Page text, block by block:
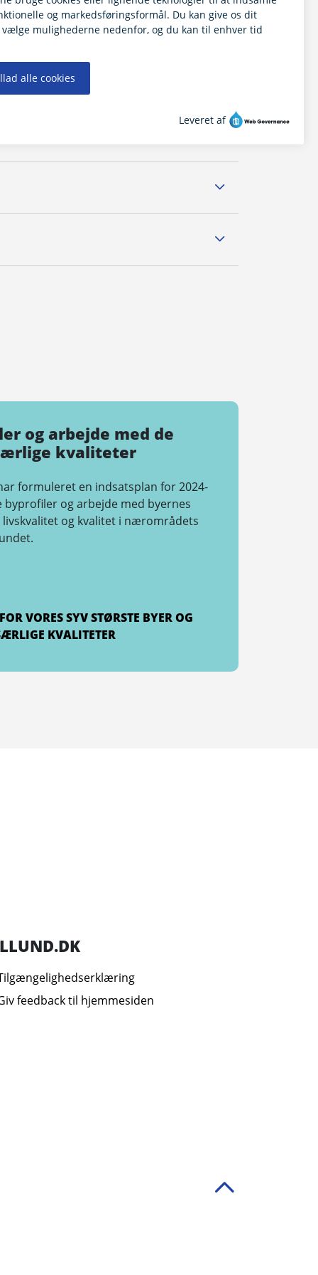
og arbejde med de
kvaliteter
formuleret en indsatsplan for 2024-
byprofiler og arbejde med byernes
og kvalitet i nærområdets
VORES SYV STØRSTE BYER OG
KVALITETER
feedback til hjemmesiden